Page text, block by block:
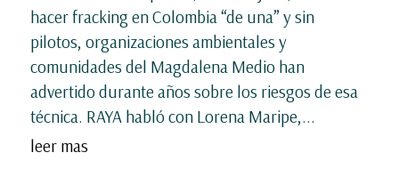
hacer fracking en Colombia “de una” y sin
pilotos, organizaciones ambientales y
comunidades del Magdalena Medio han
advertido durante años sobre los riesgos de esa
técnica. RAYA habló con Lorena Maripe,...
leer mas